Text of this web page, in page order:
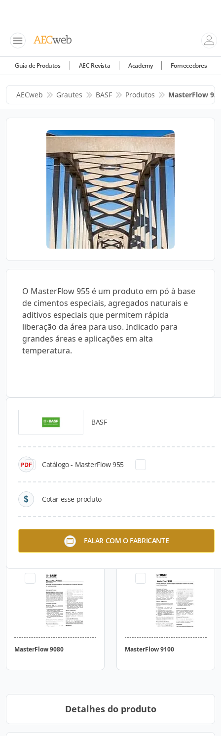
Guia de Produtos AEC Revista Academy Fornecedores
AECweb Grautes BASF Produtos MasterFlow
O MasterFlow 955 é um produto em pó à base
de cimentos especiais, agregados naturais e
aditivos especiais que permitem rápida
liberação da área para uso. Indicado para
grandes áreas e aplicações em alta
temperatura.
BASF
Catálogo - MasterFlow 955
Cotar esse produto
FALAR COM O FABRICANTE
Catálogos para Download
MasterFlow 9080 MasterFlow 9100
Detalhes do produto